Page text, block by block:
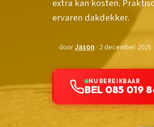
extra kan kosten.
ervaren dakdekker.
doorJason · 2 december 2025
NU BEREIKBAAR
BEL 085 019